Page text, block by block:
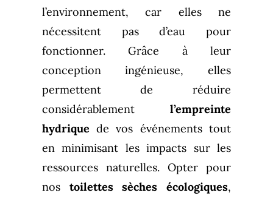
l’environnement, car elles ne
nécessitent pas d’eau pour
fonctionner. Grâce à leur
conception ingénieuse, elles
permettent de réduire
considérablementl’empreinte
hydrique de vos événements tout
en minimisant les impacts sur les
ressources naturelles. Opter pour
nos toilettes sèches écologiques,